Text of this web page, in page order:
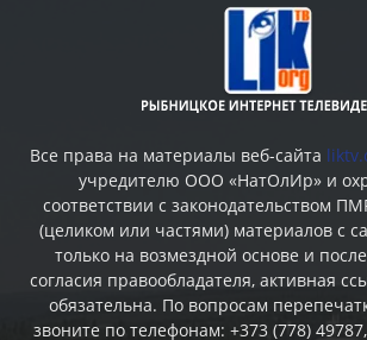
Все права на материалы веб-сайта
учредителю ООО «НатОлИр» и
соответствии с законодательством
(целиком или частями) материалов c
только на возмездной основе и
согласия правообладателя, активная
обязательна. По вопросам
звоните по телефонам: +373 (778)